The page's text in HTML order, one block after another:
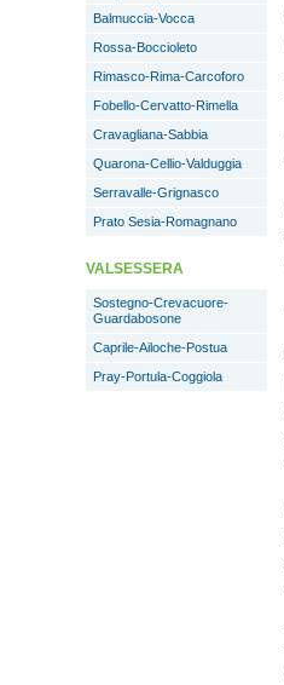
Balmuccia-Vocca
Rossa-Boccioleto
Rimasco-Rima-Carcoforo
Fobello-Cervatto-Rimella
Cravagliana-Sabbia
Quarona-Cellio-Valduggia
Serravalle-Grignasco
Prato Sesia-Romagnano
VALSESSERA
Sostegno-Crevacuore-
Guardabosone
Caprile-Ailoche-Postua
Pray-Portula-Coggiola